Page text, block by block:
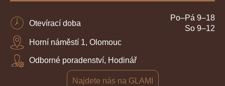
Otevírací doba
Po–Pá 9–18
So 9–12
Horní náměstí 1, Olomouc
Odborné poradenství, Hodinář
Najdete nás na GLAMI